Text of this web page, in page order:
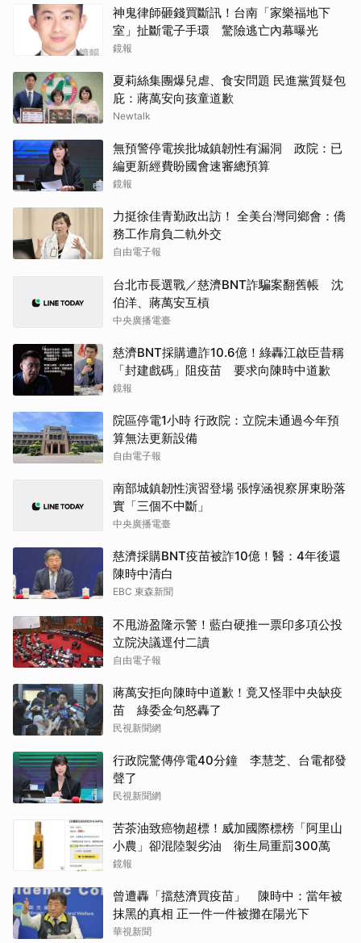
神鬼律師砸錢買斷訊！台南「家樂福地下
室」扯斷電子手環 驚險逃亡內幕曝光
鏡報
夏莉絲集團爆兒虐、食安問題 民進黨質疑包
庇：蔣萬安向孩童道歉
Newtalk
無預警停電挨批城鎮韌性有漏洞 政院：已
編更新經費盼國會速審總預算
鏡報
力挺徐佳青勤政出訪！ 全美台灣同鄉會：僑
務工作肩負二軌外交
自由電子報
台北市長選戰／慈濟BNT詐騙案翻舊帳 沈
伯洋、蔣萬安互槓
中央廣播電臺
慈濟BNT採購遭詐10.6億！綠轟江啟臣昔稱
「封建戲碼」阻疫苗 要求向陳時中道歉
鏡報
院區停電1小時 行政院：立院未通過今年預
算無法更新設備
自由電子報
南部城鎮韌性演習登場 張惇涵視察屏東盼落
實「三個不中斷」
中央廣播電臺
慈濟採購BNT疫苗被詐10億！醫：4年後還
陳時中清白
EBC 東森新聞
不甩游盈隆示警！藍白硬推一票印多項公投
立院決議逕付二讀
自由電子報
蔣萬安拒向陳時中道歉！竟又怪罪中央缺疫
苗 綠委金句怒轟了
民視新聞網
行政院驚傳停電40分鐘 李慧芝、台電都發
聲了
民視新聞網
苦茶油致癌物超標！威加國際標榜「阿里山
小農」卻混陸製劣油 衛生局重罰300萬
鏡報
曾遭轟「擋慈濟買疫苗」 陳時中：當年被
抹黑的真相 正一件一件被攤在陽光下
華視新聞